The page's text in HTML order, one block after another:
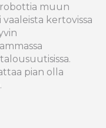
muun
kertovissa
pian olla